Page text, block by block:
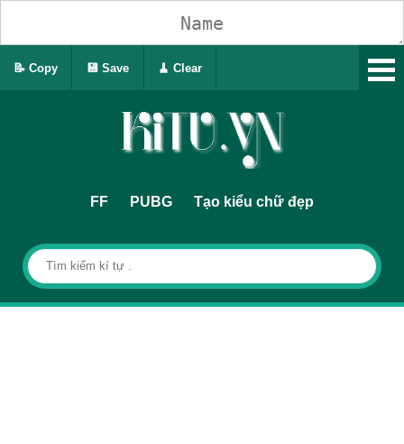
FF PUBG Tạo kiểu chữ đẹp
📝 Copy 💾 Save 🧹 Clear